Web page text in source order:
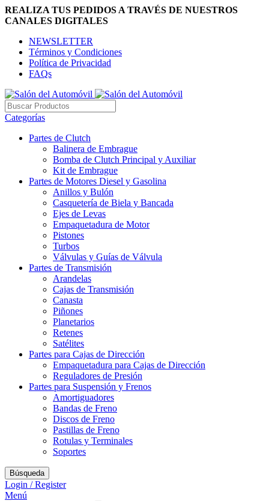
REALIZA TUS PEDIDOS A TRAVÉS DE NUESTROS
CANALES DIGITALES
NEWSLETTER
Términos y Condiciones
Política de Privacidad
FAQs
Categorías
Partes de Clutch
Balinera de Embrague
Bomba de Clutch Principal y Auxiliar
Kit de Embrague
Partes de Motores Diesel y Gasolina
Anillos y Bulón
Casquetería de Biela y Bancada
Ejes de Levas
Empaquetadura de Motor
Pistones
Turbos
Válvulas y Guías de Válvula
Partes de Transmisión
Arandelas
Cajas de Transmisión
Canasta
Piñones
Planetarios
Retenes
Satélites
Partes para Cajas de Dirección
Empaquetadura para Cajas de Dirección
Reguladores de Presión
Partes para Suspensión y Frenos
Amortiguadores
Bandas de Freno
Discos de Freno
Pastillas de Freno
Rotulas y Terminales
Soportes
Búsqueda
Login / Register
Menú